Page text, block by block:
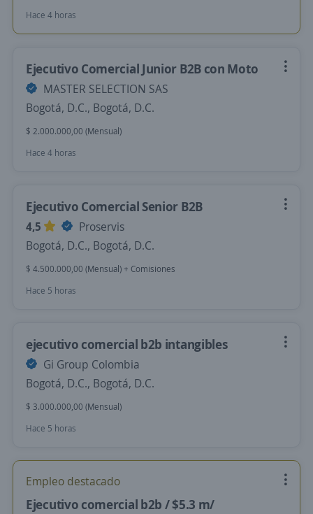
Hace 4 horas
Ejecutivo Comercial Junior B2B con Moto
MASTER SELECTION SAS
Bogotá, D.C., Bogotá, D.C.
$ 2.000.000,00 (Mensual)
Hace 4 horas
Ejecutivo Comercial Senior B2B
4,5
Proservis
Bogotá, D.C., Bogotá, D.C.
$ 4.500.000,00 (Mensual) + Comisiones
Hace 5 horas
ejecutivo comercial b2b intangibles
Gi Group Colombia
Bogotá, D.C., Bogotá, D.C.
$ 3.000.000,00 (Mensual)
Hace 5 horas
Empleo destacado
Ejecutivo comercial b2b / $5.3 m/